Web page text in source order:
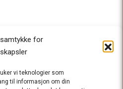
for
vi teknologier som
til informasjon om din
klimaaksjon